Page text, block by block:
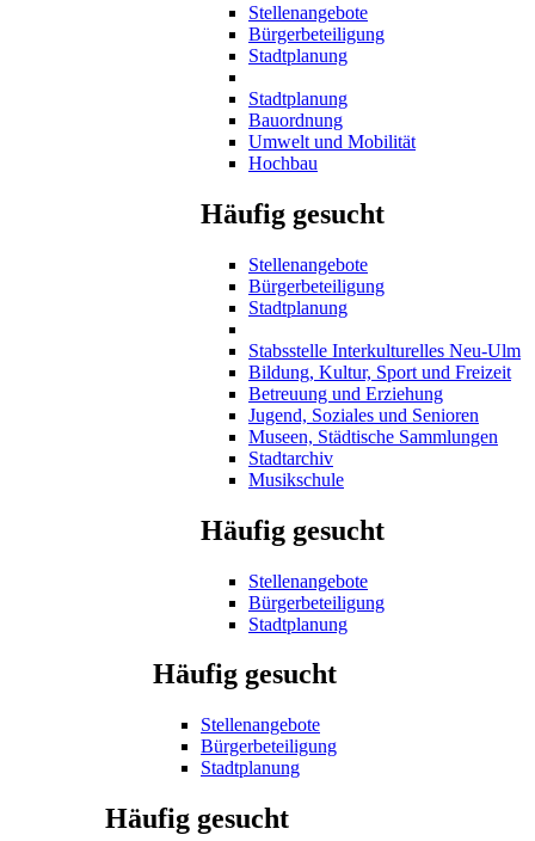
Stellenangebote
Bürgerbeteiligung
Stadtplanung
Stadtplanung
Bauordnung
Umwelt und Mobilität
Hochbau
Häufig gesucht
Stellenangebote
Bürgerbeteiligung
Stadtplanung
Stabsstelle Interkulturelles Neu-Ulm
Bildung, Kultur, Sport und Freizeit
Betreuung und Erziehung
Jugend, Soziales und Senioren
Museen, Städtische Sammlungen
Stadtarchiv
Musikschule
Häufig gesucht
Stellenangebote
Bürgerbeteiligung
Stadtplanung
Häufig gesucht
Stellenangebote
Bürgerbeteiligung
Stadtplanung
Häufig gesucht